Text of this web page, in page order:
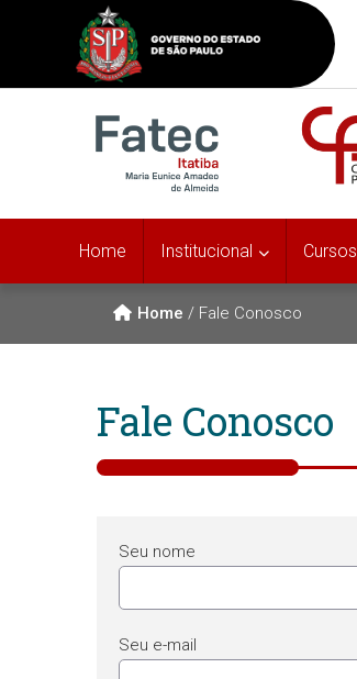
Home Institucional Cursos
Home / Fale Conosco
Fale Conosco
Seu nome
Seu e-mail